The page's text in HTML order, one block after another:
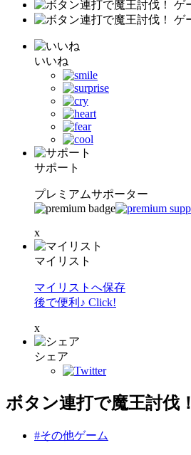
いいね
サポート
プレミアムサポーター
x
マイリスト
マイリストへ保存
後で便利♪ Click!
x
シェア
ボタン連打で魔王討伐！
#その他ゲーム